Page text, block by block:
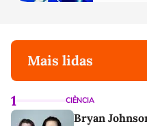
Mais lidas
1 CIÊNCIA
Bryan